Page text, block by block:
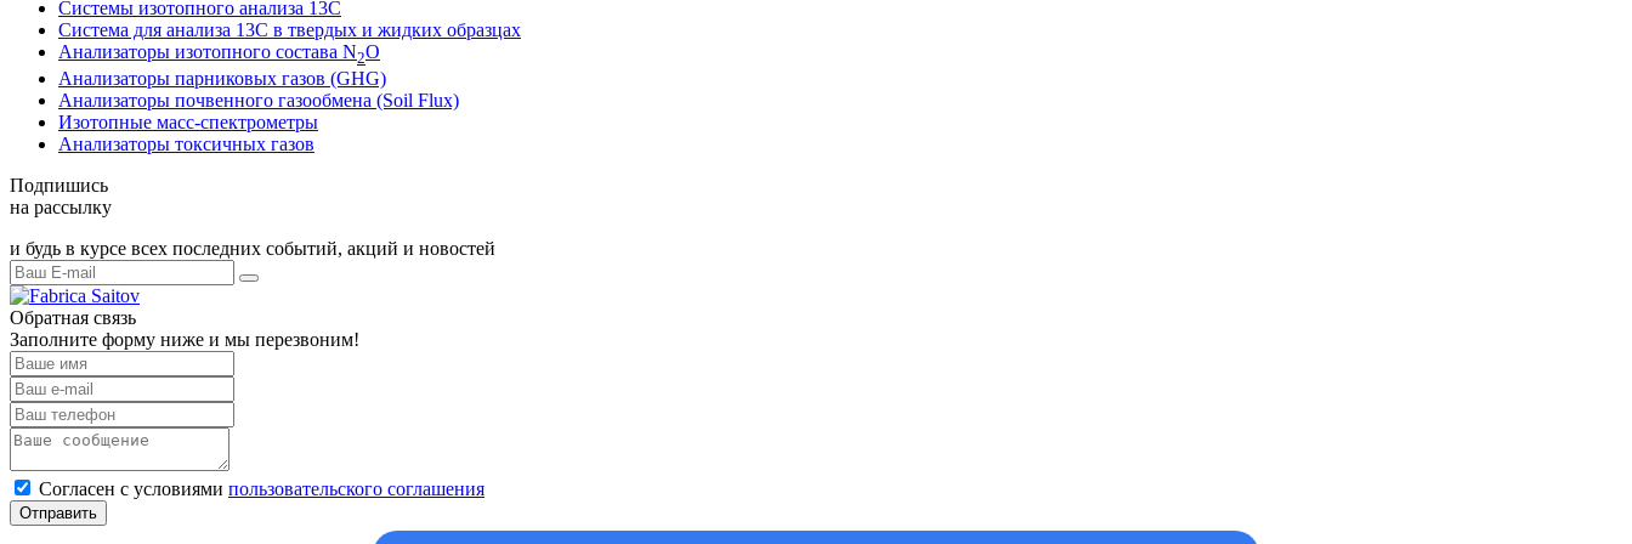
Системы изотопного анализа 13С
Система для анализа 13С в твердых и жидких образцах
Анализаторы изотопного состава N2O
Анализаторы парниковых газов (GHG)
Анализаторы почвенного газообмена (Soil Flux)
Изотопные масс-спектрометры
Анализаторы токсичных газов
Подпишись
на рассылку
и будь в курсе всех последних событий, акций и новостей
Обратная связь
Заполните форму ниже и мы перезвоним!
Согласен с условиями пользовательского соглашения
Отправить